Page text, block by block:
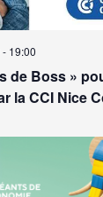
de Boss »
la CCI Nice
- 19:00